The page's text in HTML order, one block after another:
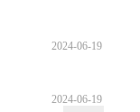
2024-06-19
2024-06-19